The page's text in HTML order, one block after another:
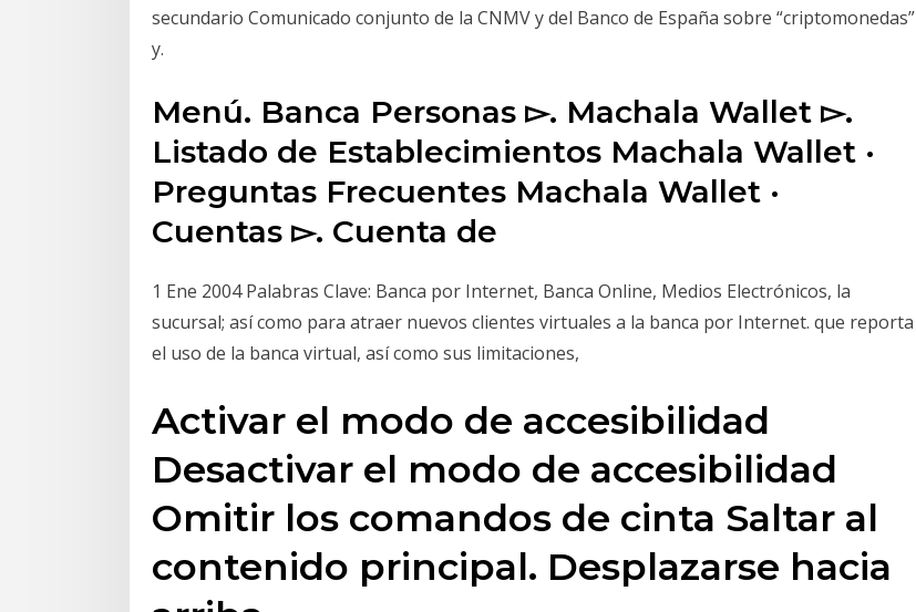
secundario Comunicado conjunto de la CNMV y del Banco de España sobre “criptomonedas”
y.
Menú. Banca Personas ▻. Machala Wallet ▻.
Listado de Establecimientos Machala Wallet ·
Preguntas Frecuentes Machala Wallet ·
Cuentas ▻. Cuenta de
1 Ene 2004 Palabras Clave: Banca por Internet, Banca Online, Medios Electrónicos, la
sucursal; así como para atraer nuevos clientes virtuales a la banca por Internet. que reporta
el uso de la banca virtual, así como sus limitaciones,
Activar el modo de accesibilidad
Desactivar el modo de accesibilidad
Omitir los comandos de cinta Saltar al
contenido principal. Desplazarse hacia